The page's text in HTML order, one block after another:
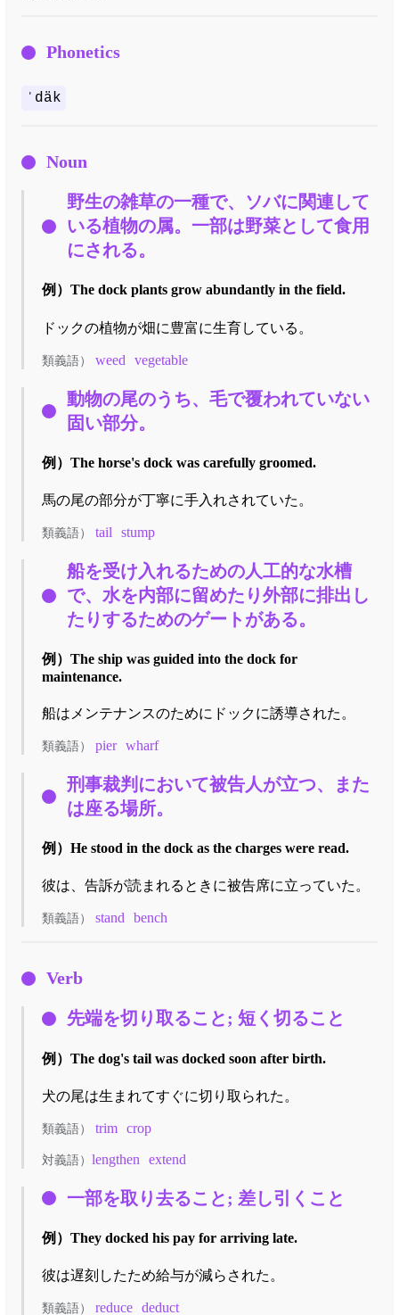
Phonetics
ˈdäk
Noun
野生の雑草の一種で、ソバに関連して
いる植物の属。一部は野菜として食用
にされる。
例） The dock plants grow abundantly in the field.
ドックの植物が畑に豊富に生育している。
類義語） weed vegetable
動物の尾のうち、毛で覆われていない
固い部分。
例） The horse's dock was carefully groomed.
馬の尾の部分が丁寧に手入れされていた。
類義語） tail stump
船を受け入れるための人工的な水槽
で、水を内部に留めたり外部に排出し
たりするためのゲートがある。
例） The ship was guided into the dock for
maintenance.
船はメンテナンスのためにドックに誘導された。
類義語） pier wharf
刑事裁判において被告人が立つ、また
は座る場所。
例） He stood in the dock as the charges were read.
彼は、告訴が読まれるときに被告席に立っていた。
類義語） stand bench
Verb
先端を切り取ること; 短く切ること
例） The dog's tail was docked soon after birth.
犬の尾は生まれてすぐに切り取られた。
類義語） trim crop
対義語） lengthen extend
一部を取り去ること; 差し引くこと
例） They docked his pay for arriving late.
彼は遅刻したため給与が減らされた。
類義語） reduce deduct